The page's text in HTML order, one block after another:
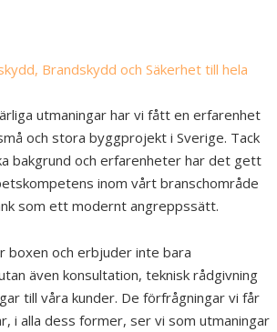
Brandskydd och Säkerhet till hela
utmaningar har vi fått en erfarenhet
och stora byggprojekt i Sverige. Tack
bakgrund och erfarenheter har det gett
inom vårt branschområde
som ett modernt angreppssätt.
boxen och erbjuder inte bara
även konsultation, teknisk rådgivning
till våra kunder. De förfrågningar vi får
i alla dess former, ser vi som utmaningar